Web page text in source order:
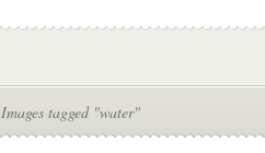
Images tagged "water"